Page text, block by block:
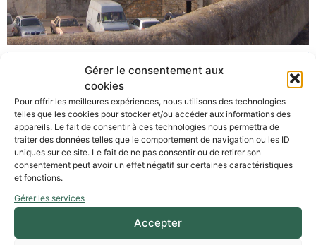
Gérer le consentement aux
cookies
Pour offrir les meilleures expériences, nous utilisons des technologies
telles que les cookies pour stocker et/ou accéder aux informations des
appareils. Le fait de consentir à ces technologies nous permettra de
traiter des données telles que le comportement de navigation ou les ID
uniques sur ce site. Le fait de ne pas consentir ou de retirer son
consentement peut avoir un effet négatif sur certaines caractéristiques
et fonctions.
Gérer les services
Accepter